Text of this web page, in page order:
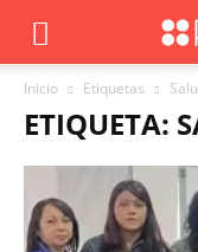
Inicio Etiquetas
ETIQUETA: